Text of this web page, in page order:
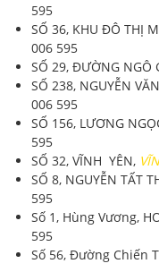
595
SỐ 36, KHU ĐÔ THỊ
006 595
SỐ 29, ĐƯỜNG NGÔ
SỐ 238, NGUYỄN
006 595
SỐ 156, LƯƠNG
595
SỐ 32, VĨNH YÊN,
SỐ 8, NGUYỄN TẤT
595
Số 1, Hùng Vương,
595
Số 56, Đường Chiến